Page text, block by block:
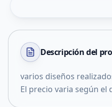
Descripción del
varios diseños
El precio varia según el